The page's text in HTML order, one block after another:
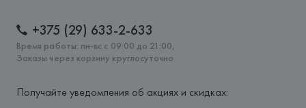
+375 (29) 633-2-633
Время работы: пн-вс с 09:00 до 21:00,
Заказы через корзину круглосуточно
Получайте уведомления об акциях и скидках: